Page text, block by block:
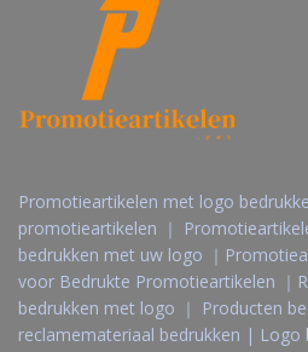
Promotieartikelen met logo
promotieartikelen ｜
bedrukken met uw logo ｜
voor Bedrukte Promotieartikelen ｜
bedrukken met logo ｜ Producten
reclamemateriaal bedrukken | Logo